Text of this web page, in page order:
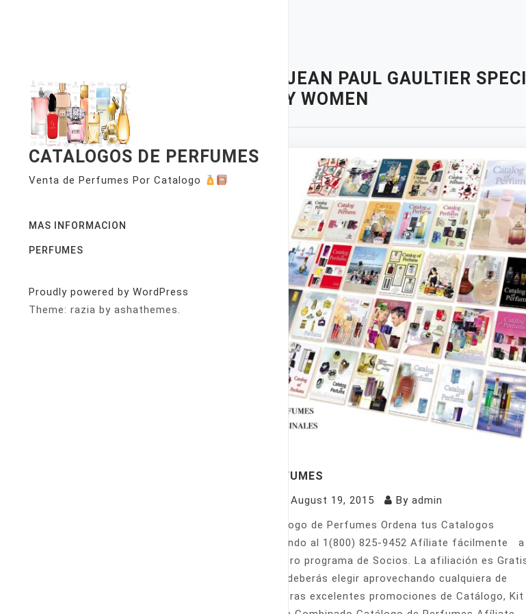
CATALOGOS DE PERFUMES
Venta de Perfumes Por Catalogo
MAS INFORMACION
PERFUMES
Proudly powered by WordPress
Theme: razia by ashathemes.
JEAN PAUL GAULTIER
SPRAY WOMEN
PERFUMES
August 19, 2015 By admin
Catálogo de Perfumes Ordena tus Catalogos
llamando al 1(800) 825-9452 Afíliate fácilmente a
nuestro programa de Socios. La afiliación es
Sólo deberás elegir aprovechando cualquiera de
nuestras excelentes promociones de Catálogo, Kit